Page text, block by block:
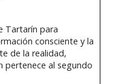
Tartarín para
consciente y la
de la realidad,
pertenece al segundo